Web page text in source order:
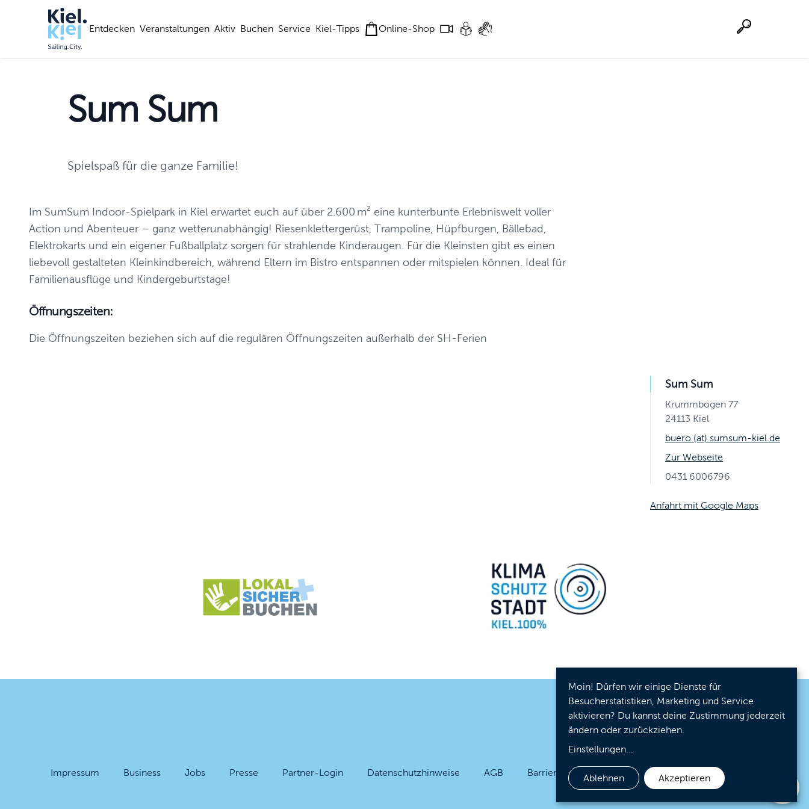
Entdecken Veranstaltungen Aktiv Buchen Service Kiel-Tipps
Online-Shop
Sum Sum
Spielspaß für die ganze Familie!
Im SumSum Indoor-Spielpark in Kiel erwartet euch auf über 2.600 m² eine kunterbunte Erlebniswelt voller
Action und Abenteuer – ganz wetterunabhängig! Riesenklettergerüst, Trampoline, Hüpfburgen, Bällebad,
Elektrokarts und ein eigener Fußballplatz sorgen für strahlende Kinderaugen. Für die Kleinsten gibt es einen
liebevoll gestalteten Kleinkindbereich, während Eltern im Bistro entspannen oder mitspielen können. Ideal für
Familienausflüge und Kindergeburtstage!
Öffnungszeiten:
Die Öffnungszeiten beziehen sich auf die regulären Öffnungszeiten außerhalb der SH-Ferien
Sum Sum
Krummbogen 77
24113 Kiel
buero (at) sumsum-kiel.de
Zur Webseite
0431 6006796
Anfahrt mit Google Maps
Impressum Business Jobs Presse Partner-Login Datenschutzhinweise AGB Barrierefreiheit Cookies
Moin! Dürfen wir einige Dienste für
Besucherstatistiken, Marketing und Service
aktivieren? Du kannst deine Zustimmung jederzeit
ändern oder zurückziehen.
Einstellungen
Ablehnen Akzeptieren